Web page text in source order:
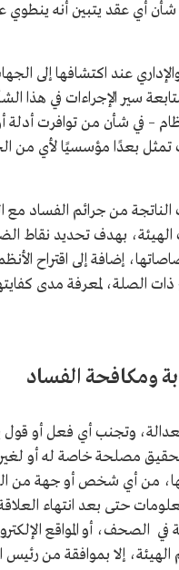
شأن أي عقد يتبين أنه
والإداري عند اكتشافها إلى
سير الإجراءات في هذا
– في شأن من توافرت أدلة
تمثل بعدًا مؤسسيًا لأي من
الناتجة من جرائم الفساد
الهيئة، بهدف تحديد نقاط
إضافة إلى اقتراح
الصلة، لمعرفة مدى
ومكافحة الفساد
وتجنب أي فعل أو
مصلحة خاصة له أو
من أي شخص أو جهة من
حتى بعد انتهاء
في الصحف، أو المواقع
إلا بموافقة من رئيس